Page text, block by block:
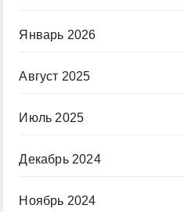
Январь 2026
Август 2025
Июль 2025
Декабрь 2024
Ноябрь 2024